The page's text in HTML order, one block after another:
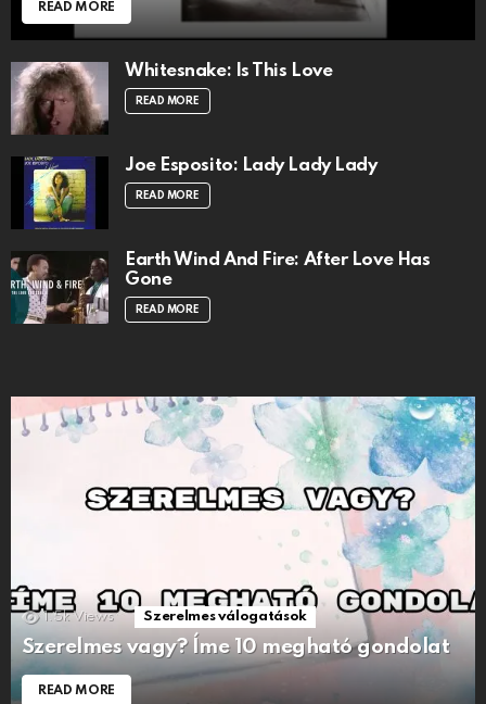
READ MORE
Whitesnake: Is This Love
READ MORE
Joe Esposito: Lady Lady Lady
READ MORE
Earth Wind And Fire: After Love Has
Gone
READ MORE
1.5k Views Szerelmes válogatások
Szerelmes vagy? Íme 10 megható gondolat
READ MORE